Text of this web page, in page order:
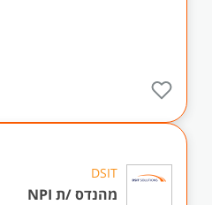
DSIT
מהנדס /ת NPI